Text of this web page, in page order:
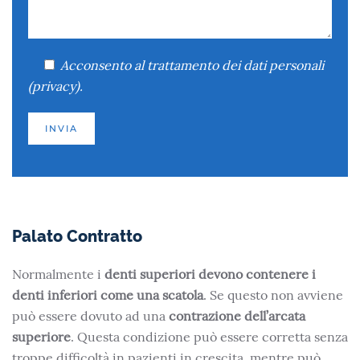
Acconsentoal trattamento dei dati personali
(privacy).
Palato Contratto
Normalmente i denti superiori devono contenere i
denti inferiori come una scatola. Se questo non avviene
può essere dovuto ad una contrazione dell’arcata
superiore. Questa condizione può essere corretta senza